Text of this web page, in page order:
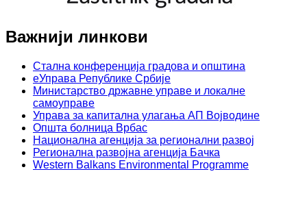
Важнији линкови
Стална конференција градова и општина
еУправа Републике Србије
Министарство државне управе и локалне
самоуправе
Управа за капитална улагања АП Војводине
Општа болница Врбас
Национална агенција за регионални развој
Регионална развојна агенција Бачка
Western Balkans Environmental Programme